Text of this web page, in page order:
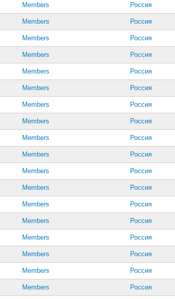
Members Россия
Members Россия
Members Россия
Members Россия
Members Россия
Members Россия
Members Россия
Members Россия
Members Россия
Members Россия
Members Россия
Members Россия
Members Россия
Members Россия
Members Россия
Members Россия
Members Россия
Members Россия